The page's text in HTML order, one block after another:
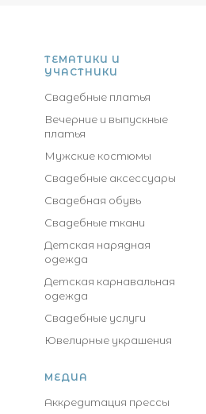
ТЕМАТИКИ И
УЧАСТНИКИ
Свадебные платья
Вечерние и выпускные
платья
Мужские костюмы
Свадебные аксессуары
Свадебная обувь
Свадебные ткани
Детская нарядная
одежда
Детская карнавальная
одежда
Свадебные услуги
Ювелирные украшения
МЕДИА
Аккредитация прессы